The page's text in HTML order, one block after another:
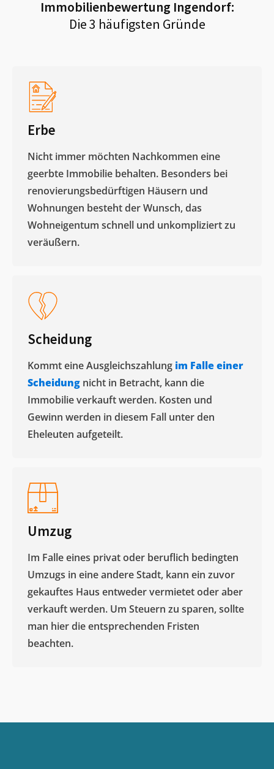
Immobilienbewertung Ingendorf:
Die 3 häufigsten Gründe
Erbe
Nicht immer möchten Nachkommen eine
geerbte Immobilie behalten. Besonders bei
renovierungsbedürftigen Häusern und
Wohnungen besteht der Wunsch, das
Wohneigentum schnell und unkompliziert zu
veräußern. ​
Scheidung
Kommt eine Ausgleichszahlung im Falle einer
Scheidung nicht in Betracht, kann die
Immobilie verkauft werden. Kosten und
Gewinn werden in diesem Fall unter den
Eheleuten aufgeteilt.​
Umzug
Im Falle eines privat oder beruflich bedingten
Umzugs in eine andere Stadt, kann ein zuvor
gekauftes Haus entweder vermietet oder aber
verkauft werden. Um Steuern zu sparen, sollte
man hier die entsprechenden Fristen
beachten.